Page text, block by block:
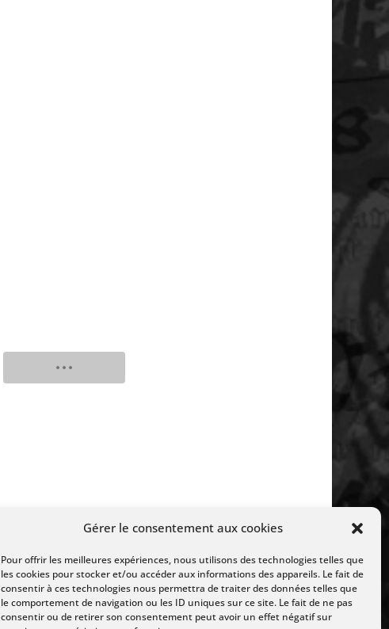
Gérer le consentement aux cookies
Pour offrir les meilleures expériences, nous utilisons des technologies telles que
les cookies pour stocker et/ou accéder aux informations des appareils. Le fait de
consentir à ces technologies nous permettra de traiter des données telles que
le comportement de navigation ou les ID uniques sur ce site. Le fait de ne pas
consentir ou de retirer son consentement peut avoir un effet négatif sur